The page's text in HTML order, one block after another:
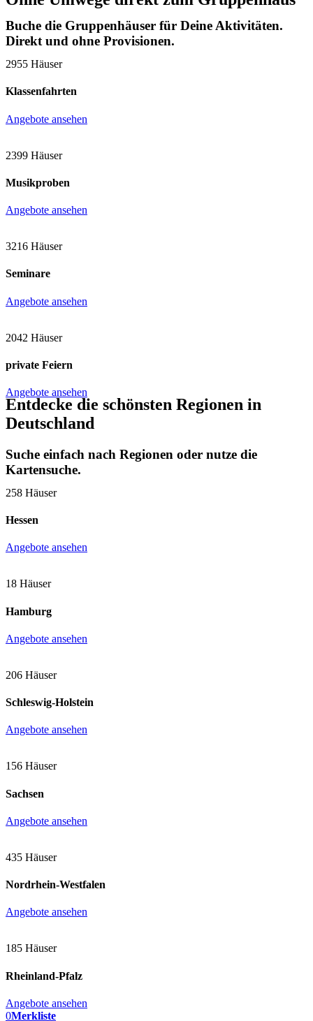
Buche die Gruppenhäuser für Deine Aktivitäten.
Direkt und ohne Provisionen.
2955 Häuser
Klassenfahrten
Angebote ansehen
2399 Häuser
Musikproben
Angebote ansehen
3216 Häuser
Seminare
Angebote ansehen
2042 Häuser
private Feiern
Angebote ansehen
Entdecke die schönsten Regionen in
Deutschland
Suche einfach nach Regionen oder nutze die
Kartensuche.
258 Häuser
Hessen
Angebote ansehen
18 Häuser
Hamburg
Angebote ansehen
206 Häuser
Schleswig-Holstein
Angebote ansehen
156 Häuser
Sachsen
Angebote ansehen
435 Häuser
Nordrhein-Westfalen
Angebote ansehen
185 Häuser
Rheinland-Pfalz
Angebote ansehen
0Merkliste